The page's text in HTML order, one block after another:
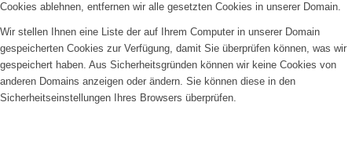
Cookies ablehnen, entfernen wir alle gesetzten Cookies in unserer Domain.
Wir stellen Ihnen eine Liste der auf Ihrem Computer in unserer Domain
gespeicherten Cookies zur Verfügung, damit Sie überprüfen können, was wir
gespeichert haben. Aus Sicherheitsgründen können wir keine Cookies von
anderen Domains anzeigen oder ändern. Sie können diese in den
Sicherheitseinstellungen Ihres Browsers überprüfen.